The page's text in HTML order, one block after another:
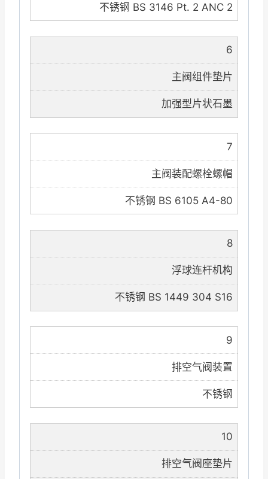
不锈钢 BS 3146 Pt. 2 ANC 2
6
主阀组件垫片
加强型片状石墨
7
主阀装配螺栓螺帽
不锈钢 BS 6105 A4-80
8
浮球连杆机构
不锈钢 BS 1449 304 S16
9
排空气阀装置
不锈钢
10
排空气阀座垫片